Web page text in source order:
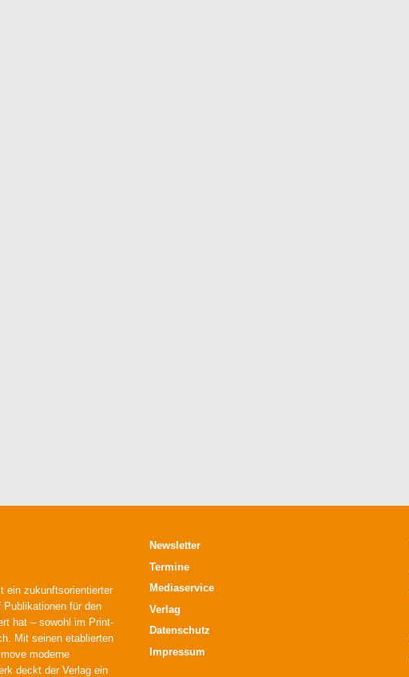
ein zukunftsorientierter
Publikationen für den
hat – sowohl im Print-
Mit seinen etablierten
moderne
deckt der Verlag ein
Newsletter
Termine
Mediaservice
Verlag
Datenschutz
Impressum